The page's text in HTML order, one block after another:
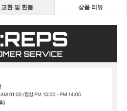
교환 및 환불 상품 리뷰